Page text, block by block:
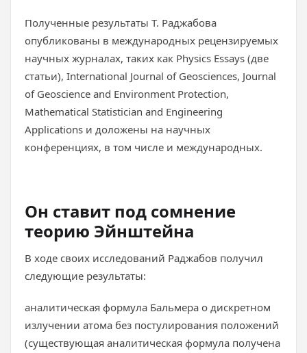
Полученные результаты Т. Раджабова
опубликованы в международных рецензируемых
научных журналах, таких как Physics Essays (две
статьи), International Journal of Geosciences, Journal
of Geoscience and Environment Protection,
Mathematical Statistician and Engineering
Applications и доложены на научных
конференциях, в том числе и международных.
Он ставит под сомнение
теорию Эйнштейна
В ходе своих исследований Раджабов получил
следующие результаты:
аналитическая формула Бальмера о дискретном
излучении атома без постулирования положений
(существующая аналитическая формула получена